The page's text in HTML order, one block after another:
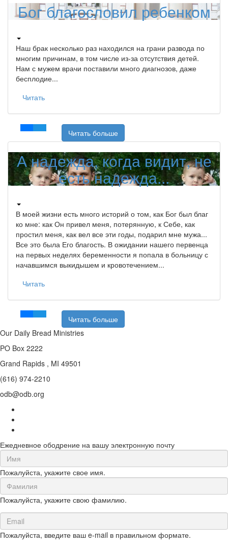
Бог благословил ребенком
Наш брак несколько раз находился на грани развода по
многим причинам, в том числе из-за отсутствия детей.
Нам с мужем врачи поставили много диагнозов, даже
бесплодие...
Читать
Читать больше
А надежда, когда видит, не
есть надежда...
В моей жизни есть много историй о том, как Бог был благ
ко мне: как Он привел меня, потерянную, к Себе, как
простил меня, как вел все эти годы, подарил мне мужа...
Все это была Его благость. В ожидании нашего первенца
на первых неделях беременности я попала в больницу с
начавшимся выкидышем и кровотечением...
Читать
Читать больше
Our Daily Bread Ministries
PO Box 2222
Grand Rapids , MI 49501
(616) 974-2210
odb@odb.org
Ежедневное ободрение на вашу электронную почту
First
Name
(required)
Пожалуйста, укажите свое имя.
Last
Name
(required)
Пожалуйста, укажите свою фамилию.
Email
(required)
Пожалуйста, введите ваш e-mail в правильном формате.